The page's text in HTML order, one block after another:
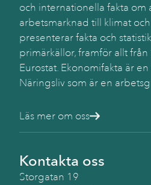
och internationella fakta om
arbetsmarknad till klimat
presenterar fakta och
primärkällor, framför allt från
Eurostat. Ekonomifakta är
Näringsliv som är en
Läs mer om oss
Kontakta oss
Storgatan 19